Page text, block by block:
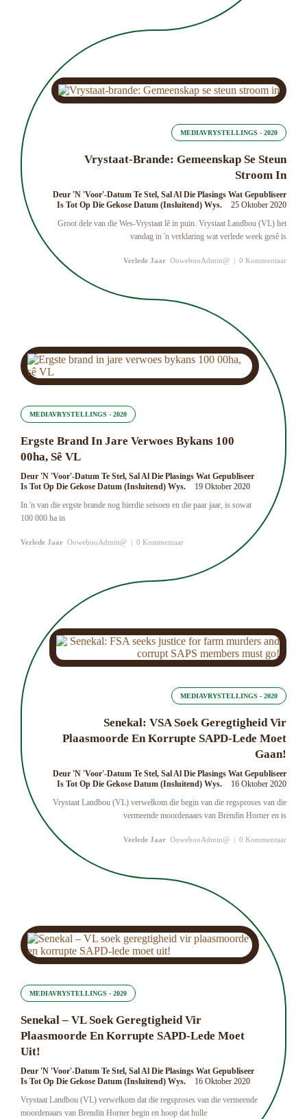
MEDIAVRYSTELLINGS - 2020
Vrystaat-Brande: Gemeenskap Se Steun
Stroom In
Deur 'n 'Voor'-Datum Te Stel, Sal Al Die Plasings Wat Gepubliseer
Is Tot Op Die Gekose Datum (insluitend) Wys.
25 Oktober 2020
Groot dele van die Wes-Vrystaat lê in puin. Vrystaat Landbou (VL) het
vandag in 'n verklaring wat verlede week gesê is
Verlede Jaar OowebooAdmin@ | 0 Kommentaar
MEDIAVRYSTELLINGS - 2020
Ergste Brand In Jare Verwoes Bykans 100
00ha, Sê VL
Deur 'n 'Voor'-Datum Te Stel, Sal Al Die Plasings Wat Gepubliseer
Is Tot Op Die Gekose Datum (insluitend) Wys.
19 Oktober 2020
In 'n van die ergste brande nog hierdie seisoen en die paar jaar, is sowat
100 000 ha in
Verlede Jaar OowebooAdmin@ | 0 Kommentaar
MEDIAVRYSTELLINGS - 2020
Senekal: VSA Soek Geregtigheid Vir
Plaasmoorde En Korrupte SAPD-Lede Moet
Gaan!
Deur 'n 'Voor'-Datum Te Stel, Sal Al Die Plasings Wat Gepubliseer
Is Tot Op Die Gekose Datum (insluitend) Wys.
16 Oktober 2020
Vrystaat Landbou (VL) verwelkom die begin van die regsproses van die
vermeende moordenaars van Brendin Horner en is
Verlede Jaar OowebooAdmin@ | 0 Kommentaar
MEDIAVRYSTELLINGS - 2020
Senekal – VL Soek Geregtigheid Vir
Plaasmoorde En Korrupte SAPD-Lede Moet
Uit!
Deur 'n 'Voor'-Datum Te Stel, Sal Al Die Plasings Wat Gepubliseer
Is Tot Op Die Gekose Datum (insluitend) Wys.
16 Oktober 2020
Vrystaat Landbou (VL) verwelkom dat die regsproses van die vermeende
moordenaars van Brendin Horner begin en hoop dat hulle